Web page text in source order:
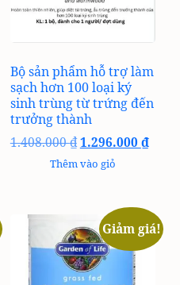
Bộ sản phẩm hỗ trợ làm
sạch hơn 100 loại ký
sinh trùng từ trứng đến
trưởng thành
1.408.000₫Giá
gốc
là:
1.296.000 ₫Giá
hiện
Thêm vào giỏ
Giảm giá!